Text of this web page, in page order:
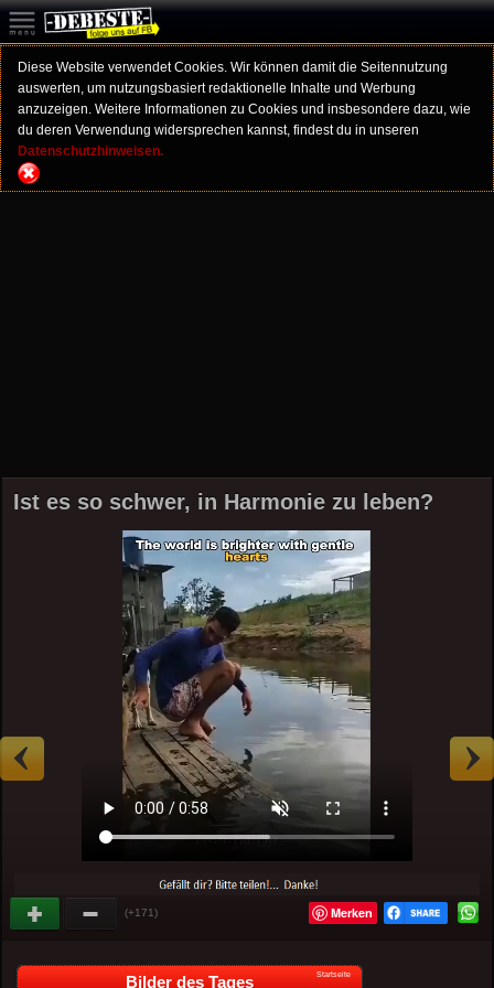
Diese Website verwendet Cookies. Wir können damit die Seitennutzung
auswerten, um nutzungsbasiert redaktionelle Inhalte und Werbung
anzuzeigen. Weitere Informationen zu Cookies und insbesondere dazu, wie
du deren Verwendung widersprechen kannst, findest du in unseren
Datenschutzhinweisen.
Ist es so schwer, in Harmonie zu leben?
(+171) Merken
Bilder des Tages Startseite